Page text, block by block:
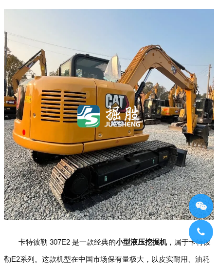
卡特彼勒 307E2 是一款经典的小型液压挖掘机，属于卡特彼
勒E2系列。这款机型在中国市场保有量极大，以皮实耐用、油耗